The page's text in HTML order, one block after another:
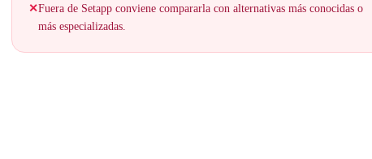
✕Fuera de Setapp conviene compararla con alternativas más conocidas o
más especializadas.